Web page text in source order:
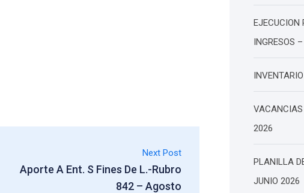
Next Post
Aporte A Ent. S Fines De L.-Rubro
842 – Agosto
EJECUCION
INGRESOS
2026
PLANILLA
JUNIO 2026